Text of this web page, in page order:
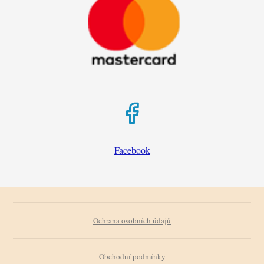
Facebook
Ochrana osobních údajů
Obchodní podmínky